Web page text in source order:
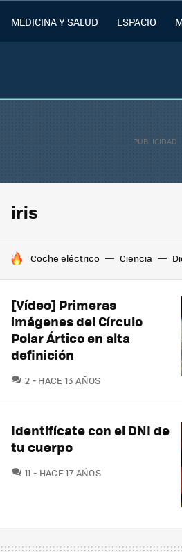
MEDICINA Y SALUD ESPACIO
iris
HOY SE HABLA DE
Coche eléctrico Ciencia
[Vídeo] Primeras
imágenes del Círculo
Polar Ártico en alta
definición
2 COMENTARIOS
HACE 13 AÑOS
Identifícate con el DNI de
tu cuerpo
11 COMENTARIOS
HACE 17 AÑOS